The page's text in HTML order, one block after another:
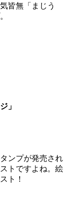
皆無「まじう
」
ンプが発売され
トですよね。絵
ト！